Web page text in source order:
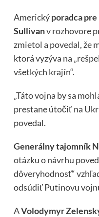
Americkýporadca
Sullivanv rozhovore
zmietol a povedal, že
ktorá vyzýva na
všetkých krajín“.
„Táto vojna by sa
prestane útočiť na
povedal.
Generálny tajomník
otázku o návrhu
dôveryhodnosť“
odsúdiť Putinovu
AVolodymyr